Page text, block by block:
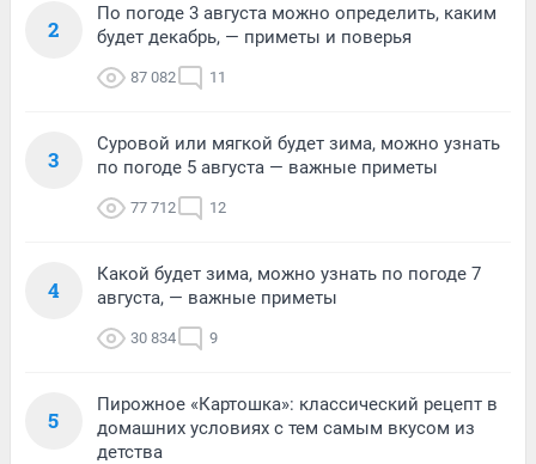
2
По погоде 3 августа можно определить, каким
будет декабрь, — приметы и поверья
87 082 11
3
Суровой или мягкой будет зима, можно узнать
по погоде 5 августа — важные приметы
77 712 12
4
Какой будет зима, можно узнать по погоде 7
августа, — важные приметы
30 834 9
5
Пирожное «Картошка»: классический рецепт в
домашних условиях с тем самым вкусом из
детства